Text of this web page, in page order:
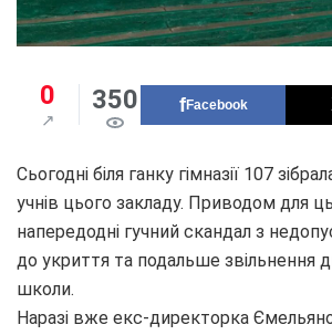
0 350 Facebook
Сьогодні біля ганку гімназії 107
учнів цього закладу. Приводом для
напередодні гучний скандал з
до укриття та подальше звільнення
школи.
Наразі вже екс-директорка